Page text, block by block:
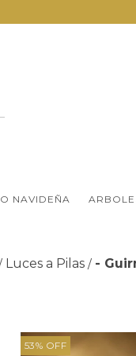
NAVIDEÑA
Luces a Pilas / -
53% OFF